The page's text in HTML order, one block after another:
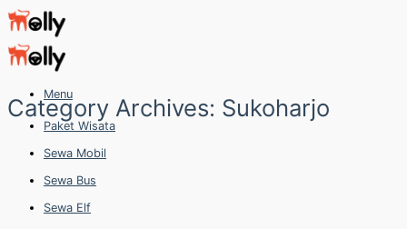
Skip
to
content
Menu
Paket Wisata
Sewa Mobil
Sewa Bus
Sewa Elf
Category Archives: Sukoharjo